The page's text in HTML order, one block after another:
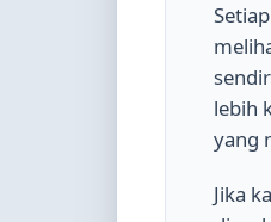
lebih
yang
Jika